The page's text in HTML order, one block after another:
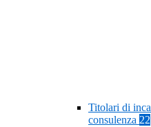
Titolari di
consulenza 22